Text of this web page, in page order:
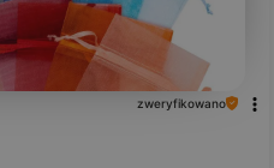
zweryfikowano